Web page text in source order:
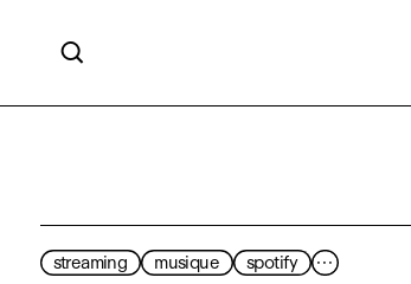

streaming musique spotify
···